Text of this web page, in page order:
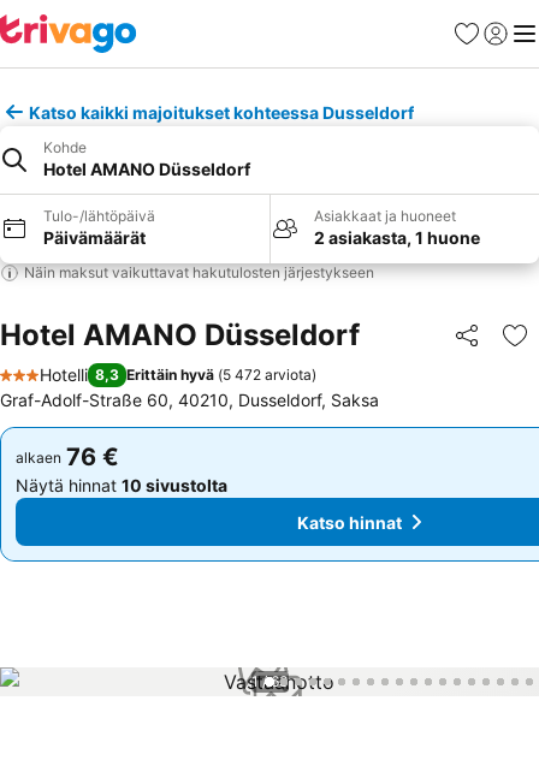
Suosikit
Katso kaikki majoitukset kohteessa Dusseldorf
Kohde
Hotel AMANO Düsseldorf
Tulo-/lähtöpäivä
Päivämäärät
Asiakkaat ja huoneet
2 asiakasta, 1 huone
Näin maksut vaikuttavat hakutulosten järjestykseen
Hotel AMANO Düsseldorf Jaa
3 Tähtiluokitus
Hotelli 8,3 Erittäin hyvä (5 472 arviota)
Graf-Adolf-Straße 60, 40210, Dusseldorf, Saksa
alkaen 76 €
Näytä hinnat 10 sivustolta
Katso hinnat
alkaen 76 €
Näytä hinnat 10 sivustolta
Katso hinnat
1 / 63